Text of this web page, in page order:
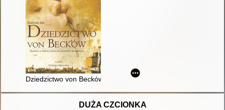
Dziedzictwo von Becków [Dokument dźwiękowy]
DUŻA CZCIONKA